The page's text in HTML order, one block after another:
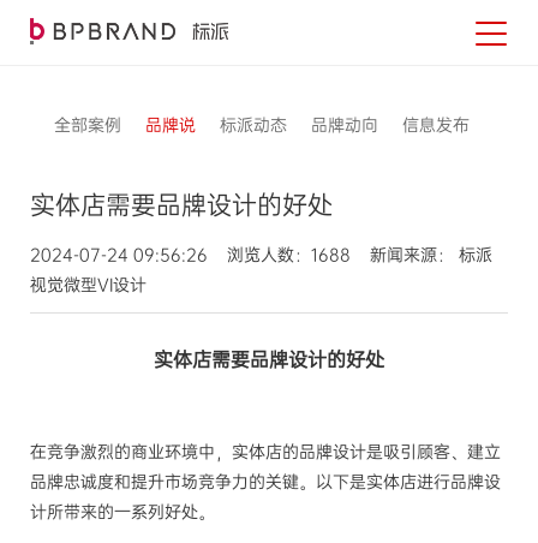
全部案例 品牌说 标派动态 品牌动向 信息发布
实体店需要品牌设计的好处
2024-07-24 09:56:26 浏览人数：1688 新闻来源： 标派
视觉微型VI设计
实体店需要品牌设计的好处
在竞争激烈的商业环境中，实体店的品牌设计是吸引顾客、建立
品牌忠诚度和提升市场竞争力的关键。以下是实体店进行品牌设
计所带来的一系列好处。